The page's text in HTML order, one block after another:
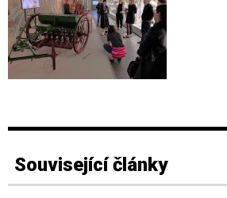
Související články